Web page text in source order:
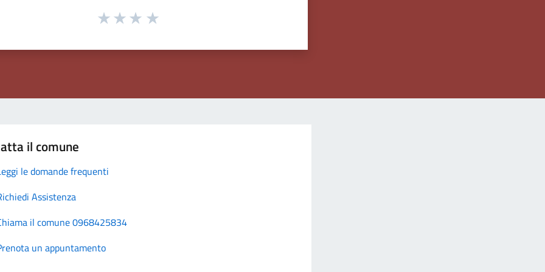
il comune
le domande frequenti
Assistenza
il comune 0968425834
un appuntamento